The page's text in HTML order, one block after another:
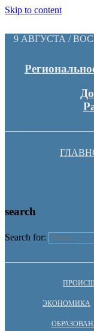
Skip to content
9 АВГУСТА /
search
Search for:
ЭКОНОМИКА